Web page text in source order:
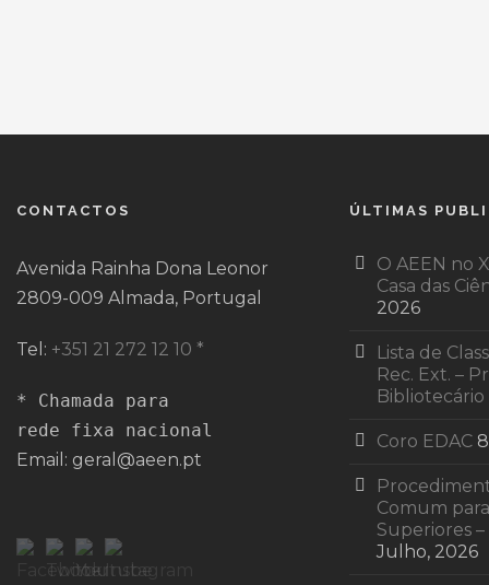
CONTACTOS
Avenida Rainha Dona Leonor
2809-009 Almada, Portugal
Tel: +351 21 272 12 10 *
* Chamada para
rede fixa nacional
Email: geral@aeen.pt
ÚLTIMAS
O AEEN no
Casa das
2026
Lista de
Rec. Ext. –
Bibliotecário
Coro EDAC
Comum
Superiores –
Julho, 2026